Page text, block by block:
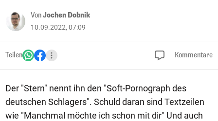
VonJochen Dobnik
10.09.2022, 07:09
Teilen Kommentare
Der "Stern" nennt ihn den "Soft-Pornograph des
deutschen Schlagers". Schuld daran sind Textzeilen
wie "Manchmal möchte ich schon mit dir" Und auch